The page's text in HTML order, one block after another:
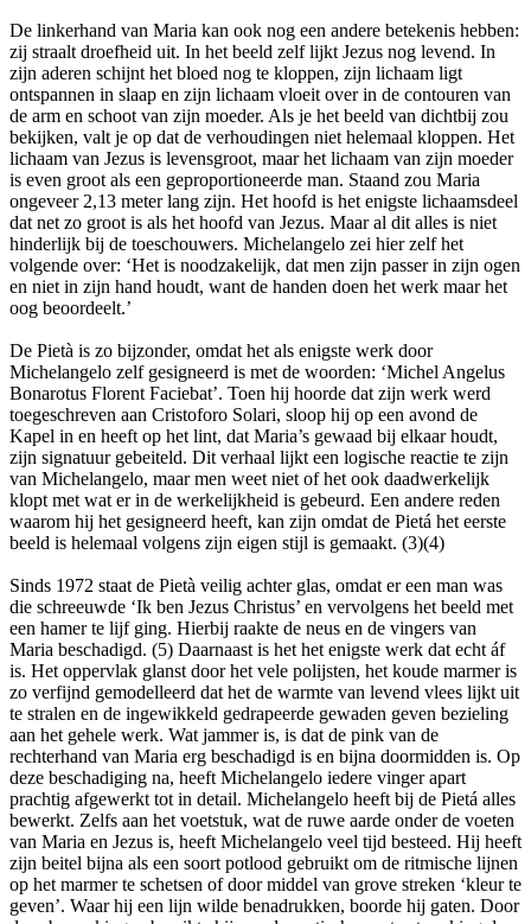
De linkerhand van Maria kan ook nog een andere betekenis hebben:
zij straalt droefheid uit. In het beeld zelf lijkt Jezus nog levend. In
zijn aderen schijnt het bloed nog te kloppen, zijn lichaam ligt
ontspannen in slaap en zijn lichaam vloeit over in de contouren van
de arm en schoot van zijn moeder. Als je het beeld van dichtbij zou
bekijken, valt je op dat de verhoudingen niet helemaal kloppen. Het
lichaam van Jezus is levensgroot, maar het lichaam van zijn moeder
is even groot als een geproportioneerde man. Staand zou Maria
ongeveer 2,13 meter lang zijn. Het hoofd is het enigste lichaamsdeel
dat net zo groot is als het hoofd van Jezus. Maar al dit alles is niet
hinderlijk bij de toeschouwers. Michelangelo zei hier zelf het
volgende over: ‘Het is noodzakelijk, dat men zijn passer in zijn ogen
en niet in zijn hand houdt, want de handen doen het werk maar het
oog beoordeelt.’
De Pietà is zo bijzonder, omdat het als enigste werk door
Michelangelo zelf gesigneerd is met de woorden: ‘Michel Angelus
Bonarotus Florent Faciebat’. Toen hij hoorde dat zijn werk werd
toegeschreven aan Cristoforo Solari, sloop hij op een avond de
Kapel in en heeft op het lint, dat Maria’s gewaad bij elkaar houdt,
zijn signatuur gebeiteld. Dit verhaal lijkt een logische reactie te zijn
van Michelangelo, maar men weet niet of het ook daadwerkelijk
klopt met wat er in de werkelijkheid is gebeurd. Een andere reden
waarom hij het gesigneerd heeft, kan zijn omdat de Pietá het eerste
beeld is helemaal volgens zijn eigen stijl is gemaakt. (3)(4)
Sinds 1972 staat de Pietà veilig achter glas, omdat er een man was
die schreeuwde ‘Ik ben Jezus Christus’ en vervolgens het beeld met
een hamer te lijf ging. Hierbij raakte de neus en de vingers van
Maria beschadigd. (5) Daarnaast is het het enigste werk dat echt áf
is. Het oppervlak glanst door het vele polijsten, het koude marmer is
zo verfijnd gemodelleerd dat het de warmte van levend vlees lijkt uit
te stralen en de ingewikkeld gedrapeerde gewaden geven bezieling
aan het gehele werk. Wat jammer is, is dat de pink van de
rechterhand van Maria erg beschadigd is en bijna doormidden is. Op
deze beschadiging na, heeft Michelangelo iedere vinger apart
prachtig afgewerkt tot in detail. Michelangelo heeft bij de Pietá alles
bewerkt. Zelfs aan het voetstuk, wat de ruwe aarde onder de voeten
van Maria en Jezus is, heeft Michelangelo veel tijd besteed. Hij heeft
zijn beitel bijna als een soort potlood gebruikt om de ritmische lijnen
op het marmer te schetsen of door middel van grove streken ‘kleur te
geven’. Waar hij een lijn wilde benadrukken, boorde hij gaten. Door